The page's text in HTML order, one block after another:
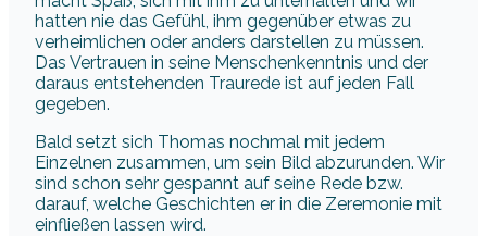
hatten nie das Gefühl, ihm gegenüber etwas zu
verheimlichen oder anders darstellen zu müssen.
Das Vertrauen in seine Menschenkenntnis und der
daraus entstehenden Traurede ist auf jeden Fall
gegeben.
Bald setzt sich Thomas nochmal mit jedem
Einzelnen zusammen, um sein Bild abzurunden. Wir
sind schon sehr gespannt auf seine Rede bzw.
darauf, welche Geschichten er in die Zeremonie mit
einfließen lassen wird.